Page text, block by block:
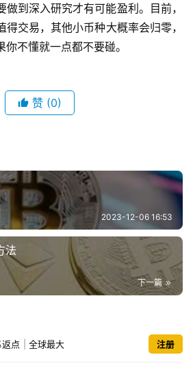
做到深入研究才有可能盈利。目前，
得交易，其他小币种大概率会归零，
不懂就一点都不要碰。
赞 (0)
2023-12-06 16:53
法
下一篇
点 全球最大 注册